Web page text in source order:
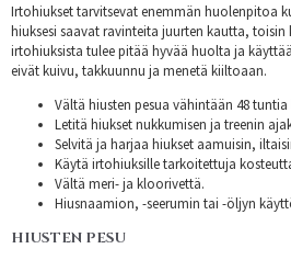
Irtohiukset tarvitsevat enemmän huolenpitoa
hiuksesi saavat ravinteita juurten kautta, toisin
irtohiuksista tulee pitää hyvää huolta ja
eivät kuivu, takkuunnu ja menetä kiiltoaan.
Vältä hiusten pesua vähintään 48
Letitä hiukset nukkumisen ja treenin
Selvitä ja harjaa hiukset aamuisin,
Käytä irtohiuksille tarkoitettuja
Vältä meri- ja kloorivettä.
Hiusnaamion, -seerumin tai -öljyn
HIUSTEN PESU